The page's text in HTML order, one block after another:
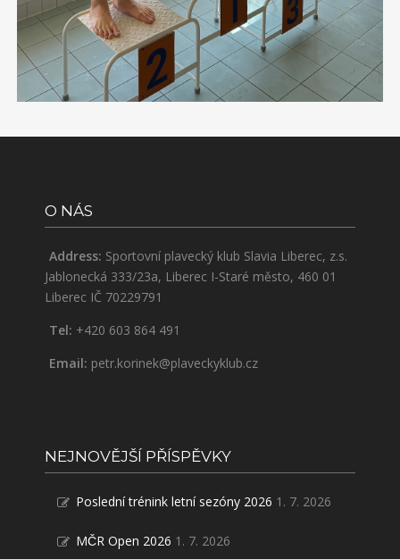
O NÁS
Address: Sportovní plavecký klub Slavia Liberec, z.s.
Jablonecká 333/23a, Liberec I-Staré město, 460 01
Liberec IČ 70229791
Tel: +420 603 864 491
Email: petr.korinek@plaveckyklub.cz
NEJNOVĚJŠÍ PŘÍSPĚVKY
Poslední trénink letní sezóny 2026 1. 7. 2026
MČR Open 2026 1. 7. 2026